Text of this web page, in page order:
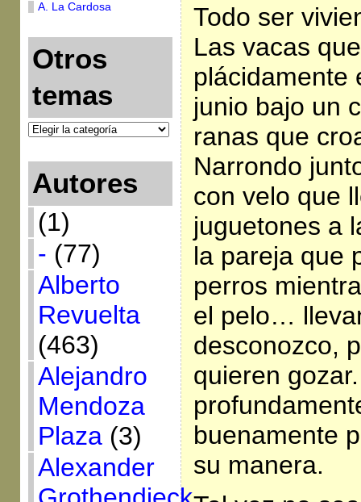
A. La Cardosa
Otros
temas
Autores
(1)
- (77)
Alberto
Revuelta
(463)
Alejandro
Mendoza
Plaza(3)
Alexander
Todo ser
Las vacas
plácidamente
junio bajo un
ranas que
Narrondo
con velo que
juguetones a
la pareja que
perros
el pelo…
desconozco,
quieren
buenamente
su manera.